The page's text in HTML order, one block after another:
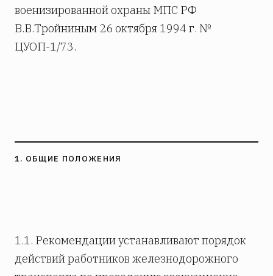
военизированной охраны МПС РФ
В.В.Тройниным 26 октября 1994 г. №
ЦУОП-1/73.
1. ОБЩИЕ ПОЛОЖЕНИЯ
1.1. Рекомендации устанавливают порядок
действий работников железнодорожного